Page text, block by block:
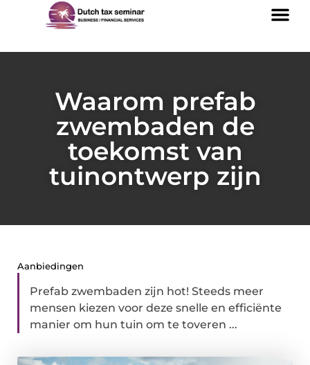
Waarom prefab
zwembaden de
toekomst van
tuinontwerp zijn
Aanbiedingen
Prefab zwembaden zijn hot! Steeds meer
mensen kiezen voor deze snelle en efficiënte
manier om hun tuin om te toveren ...